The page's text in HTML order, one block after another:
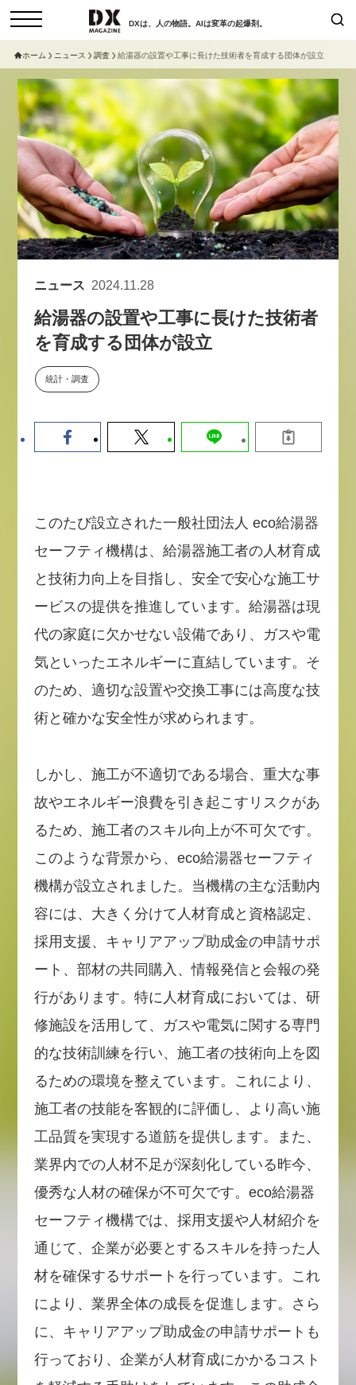
DXは、人の物語。AIは変革の起爆剤。
コラム インタビュー
セミナー ニュース
サービスメニュー 日本オムニチャネル協会
トップページ
特集
動画
サイトマップ
お問い合わせ
個人情報保護法について
採用情報
検索
現在開催予定のセミナー
セミナー
非公開: 【8/6開催】AIエージェン
ト時代、日本企業は何から始める
新潮流から学ぶ〜
セミナー
【8/12開催】「イノベーションを
～
2026-06-10
ホーム ニュース 調査 給湯器の設置や工事に長けた技術者を育成する団体が設立
ニュース 2024.11.28
給湯器の設置や工事に長けた技術者
を育成する団体が設立
統計・調査
このたび設立された一般社団法人 eco給湯器
セーフティ機構は、給湯器施工者の人材育成
と技術力向上を目指し、安全で安心な施工サ
ービスの提供を推進しています。給湯器は現
代の家庭に欠かせない設備であり、ガスや電
気といったエネルギーに直結しています。そ
のため、適切な設置や交換工事には高度な技
術と確かな安全性が求められます。
しかし、施工が不適切である場合、重大な事
故やエネルギー浪費を引き起こすリスクがあ
るため、施工者のスキル向上が不可欠です。
このような背景から、eco給湯器セーフティ
機構が設立されました。当機構の主な活動内
容には、大きく分けて人材育成と資格認定、
採用支援、キャリアアップ助成金の申請サポ
ート、部材の共同購入、情報発信と会報の発
行があります。特に人材育成においては、研
修施設を活用して、ガスや電気に関する専門
的な技術訓練を行い、施工者の技術向上を図
るための環境を整えています。これにより、
施工者の技能を客観的に評価し、より高い施
工品質を実現する道筋を提供します。また、
業界内での人材不足が深刻化している昨今、
優秀な人材の確保が不可欠です。eco給湯器
セーフティ機構では、採用支援や人材紹介を
通じて、企業が必要とするスキルを持った人
材を確保するサポートを行っています。これ
により、業界全体の成長を促進します。さら
に、キャリアアップ助成金の申請サポートも
行っており、企業が人材育成にかかるコスト